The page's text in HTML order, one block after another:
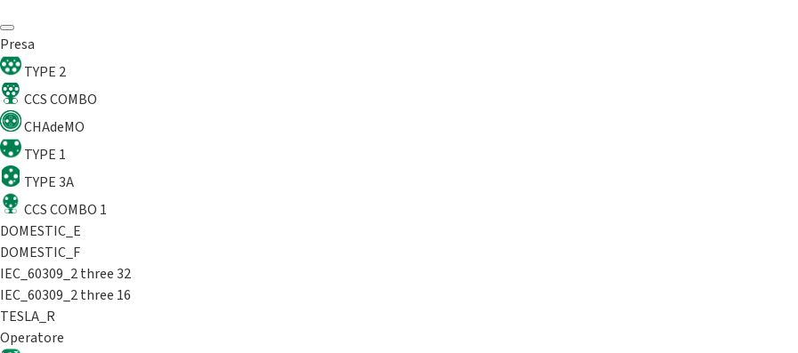
Presa
TYPE 2
CCS COMBO
CHAdeMO
TYPE 1
TYPE 3A
CCS COMBO 1
DOMESTIC_E
DOMESTIC_F
IEC_60309_2 three 32
IEC_60309_2 three 16
TESLA_R
Operatore